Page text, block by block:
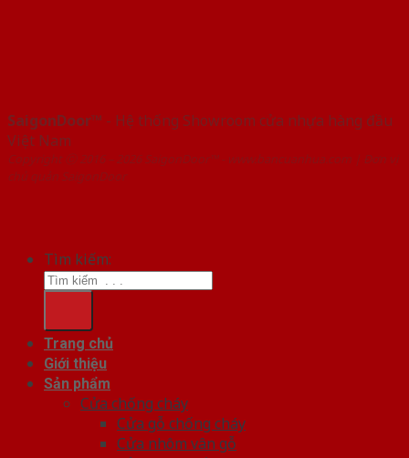
SaigonDoor™ - Hệ thống Showroom cửa nhựa hàng đầu
Việt Nam
Copyright ⓒ 2016 – 2026 SaigonDoor™ - www.bancuanhua.com | Đơn vị
chủ quản SaigonDoor
Tìm kiếm:
Trang chủ
Giới thiệu
Sản phẩm
Cửa chống cháy
Cửa gỗ chống cháy
Cửa nhôm vân gỗ